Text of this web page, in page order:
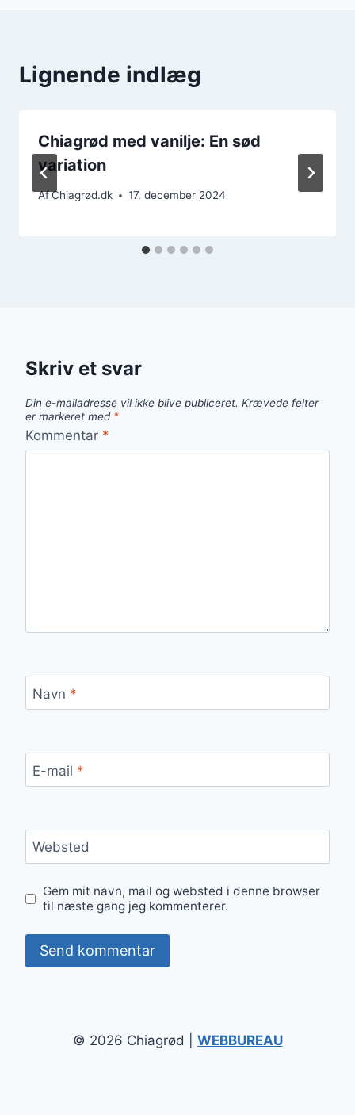
Lignende indlæg
Chiagrød med vanilje: En sød
variation
AfChiagrød.dk 17. december 2024
Skriv et svar
Din e-mailadresse vil ikke blive publiceret. Krævede felter
er markeret med *
Kommentar *
Navn *
E-mail *
Websted
Gem mit navn, mail og websted i denne browser
til næste gang jeg kommenterer.
© 2026 Chiagrød | WEBBUREAU